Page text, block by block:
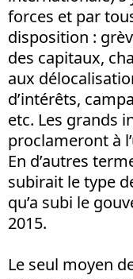
forces et par
disposition :
des capitaux,
aux
d’intérêts,
etc. Les grands
proclameront à
En d’autres
subirait le type
qu’a subi le
2015.
Le seul moyen